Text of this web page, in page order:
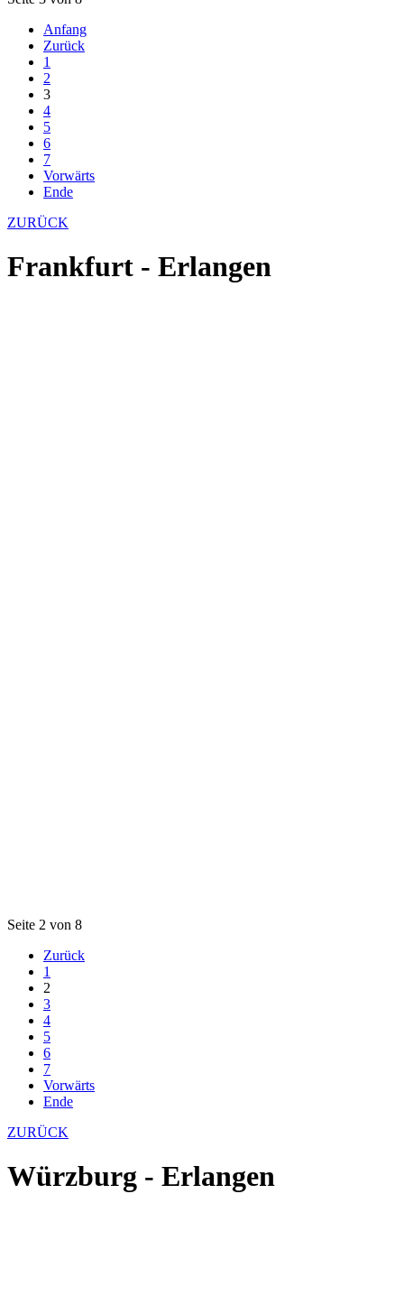
Anfang
Zurück
1
2
3
4
5
6
7
Vorwärts
Ende
ZURÜCK
Frankfurt - Erlangen
Seite 2 von 8
Zurück
1
2
3
4
5
6
7
Vorwärts
Ende
ZURÜCK
Würzburg - Erlangen